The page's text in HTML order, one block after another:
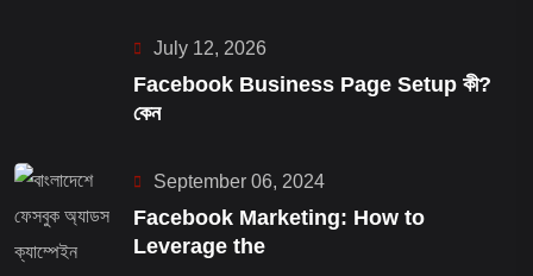
July 12, 2026
Facebook Business Page Setup কী?
কেন
September 06, 2024
Facebook Marketing: How to
Leverage the